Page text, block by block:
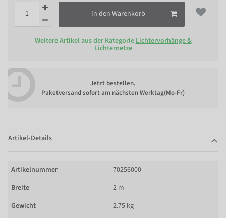
In den Warenkorb
Weitere Artikel aus der Kategorie Lichtervorhänge &
Lichternetze
Jetzt bestellen,
Paketversand sofort am nächsten Werktag(Mo-Fr)
Artikel-Details
Artikelnummer
70256000
Breite
2 m
Gewicht
2.75 kg